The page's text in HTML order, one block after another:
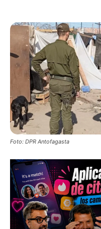
Foto: DPR Antofagasta